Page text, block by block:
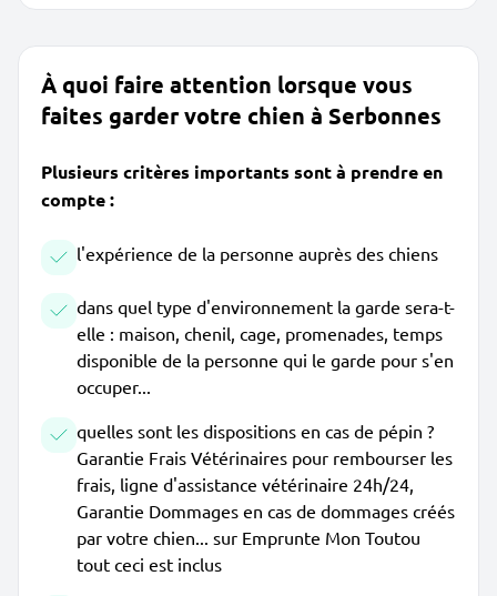
À quoi faire attention lorsque vous
faites garder votre chien à Serbonnes
Plusieurs critères importants sont à prendre en
compte :
l'expérience de la personne auprès des chiens
dans quel type d'environnement la garde sera-t-
elle : maison, chenil, cage, promenades, temps
disponible de la personne qui le garde pour s'en
occuper...
quelles sont les dispositions en cas de pépin ?
Garantie Frais Vétérinaires pour rembourser les
frais, ligne d'assistance vétérinaire 24h/24,
Garantie Dommages en cas de dommages créés
par votre chien... sur Emprunte Mon Toutou
tout ceci est inclus